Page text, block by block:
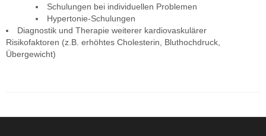
Schulungen bei individuellen Problemen
Hypertonie-Schulungen
Diagnostik und Therapie weiterer kardiovaskulärer
Risikofaktoren (z.B. erhöhtes Cholesterin, Bluthochdruck,
Übergewicht)